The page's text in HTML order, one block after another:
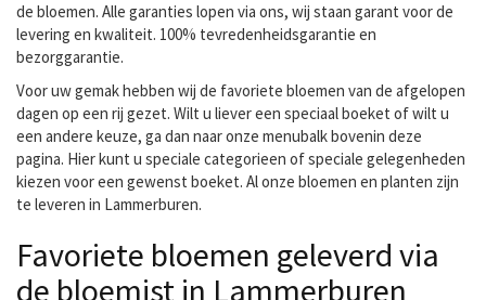
de bloemen. Alle garanties lopen via ons, wij staan garant voor de
levering en kwaliteit. 100% tevredenheidsgarantie en
bezorggarantie.
Voor uw gemak hebben wij de favoriete bloemen van de afgelopen
dagen op een rij gezet. Wilt u liever een speciaal boeket of wilt u
een andere keuze, ga dan naar onze menubalk bovenin deze
pagina. Hier kunt u speciale categorieen of speciale gelegenheden
kiezen voor een gewenst boeket. Al onze bloemen en planten zijn
te leveren in Lammerburen.
Favoriete bloemen geleverd via
de bloemist in Lammerburen